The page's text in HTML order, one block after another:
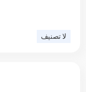
لا تصنيف